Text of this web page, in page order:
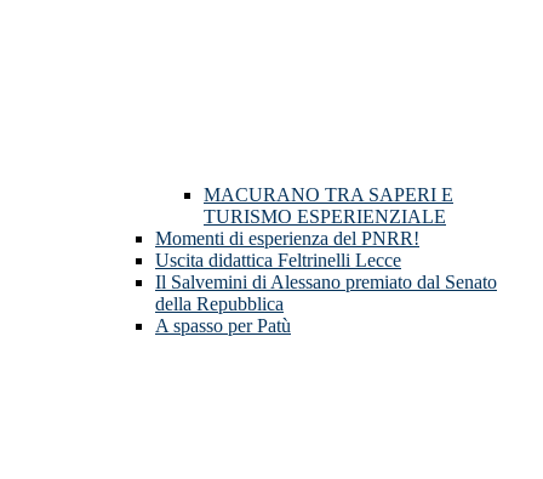
MACURANO TRA SAPERI E
TURISMO ESPERIENZIALE
Momenti di esperienza del PNRR!
Uscita didattica Feltrinelli Lecce
Il Salvemini di Alessano premiato dal Senato
della Repubblica
A spasso per Patù